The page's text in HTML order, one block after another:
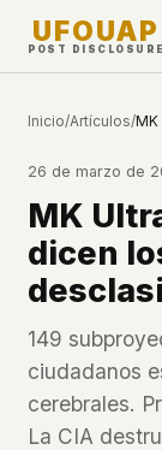
UFOUAP
POST DISCLOSURE
Topics & Tags
U.S. Govt Feed
NEWS
Esta Semana
Novedades
WHAT
✕Google
✕
✕ Cookies
Inicio/Artículos/
26 de marzo de
MK
dicen
149
ciudadanos
cerebrales.
La CIA